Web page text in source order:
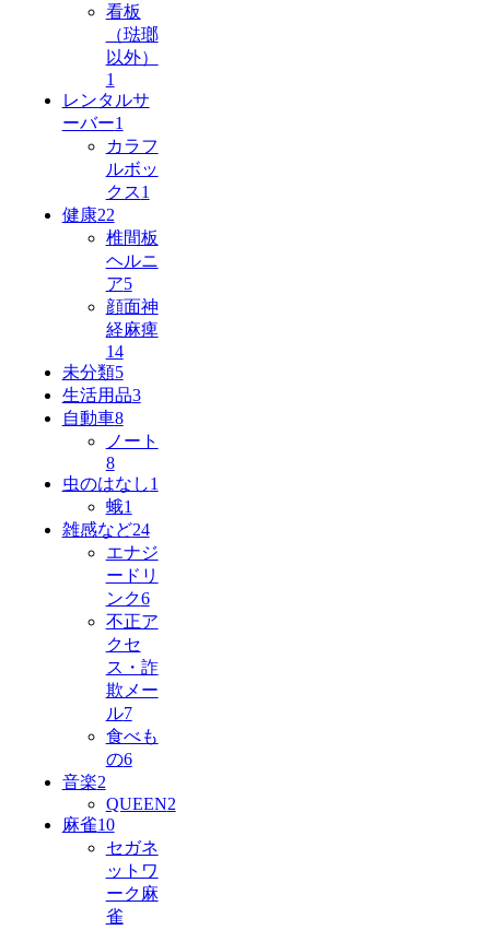
看板
（琺瑯
以外）
1
レンタルサ
ーバー1
カラフ
ルボッ
クス1
健康22
椎間板
ヘルニ
ア5
顔面神
経麻痺
14
未分類5
生活用品3
自動車8
ノート
8
虫のはなし1
蛾1
雑感など24
エナジ
ードリ
ンク6
不正ア
クセ
ス・詐
欺メー
ル7
食べも
の6
音楽2
QUEEN2
麻雀10
セガネ
ットワ
ーク麻
雀